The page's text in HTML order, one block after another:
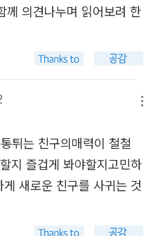
다보거든. …… 어쩌면 내
어는 이동할 수 없게 만
닐까? 어떤 모습을 하든,
이면 좋을 텐데 말이야. -본
구르님’(김지우)이 썼어요.
뇌성 마비를 가진 초등학생
애인으로 살아간다는 것에
자기 이야기를 쓴 거예
께 의견나누며 읽어보려 한
튀는 친구의매력이 철철
지 즐겁게 봐야할지고민하
새로운 친구를 사귀는 것